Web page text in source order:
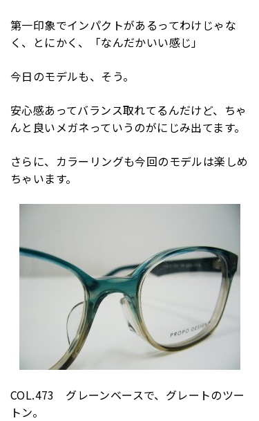
第一印象でインパクトがあるってわけじゃな
く、とにかく、「なんだかいい感じ」
今日のモデルも、そう。
安心感あってバランス取れてるんだけど、ちゃ
んと良いメガネっていうのがにじみ出てます。
さらに、カラーリングも今回のモデルは楽しめ
ちゃいます。
COL.473 グレーンベースで、グレートのツー
トン。